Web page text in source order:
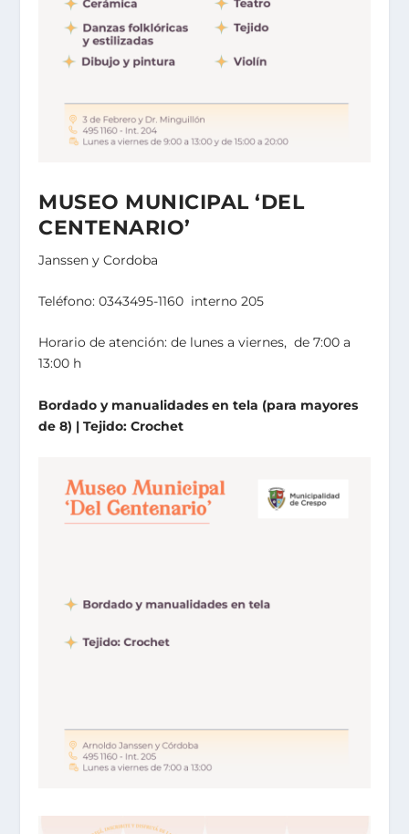
MUSEO MUNICIPAL ‘DEL
CENTENARIO’
Janssen y Cordoba
Teléfono: 0343495-1160 interno 205
Horario de atención: de lunes a viernes, de 7:00 a
13:00 h
Bordado y manualidades en tela (para mayores
de 8) | Tejido: Crochet